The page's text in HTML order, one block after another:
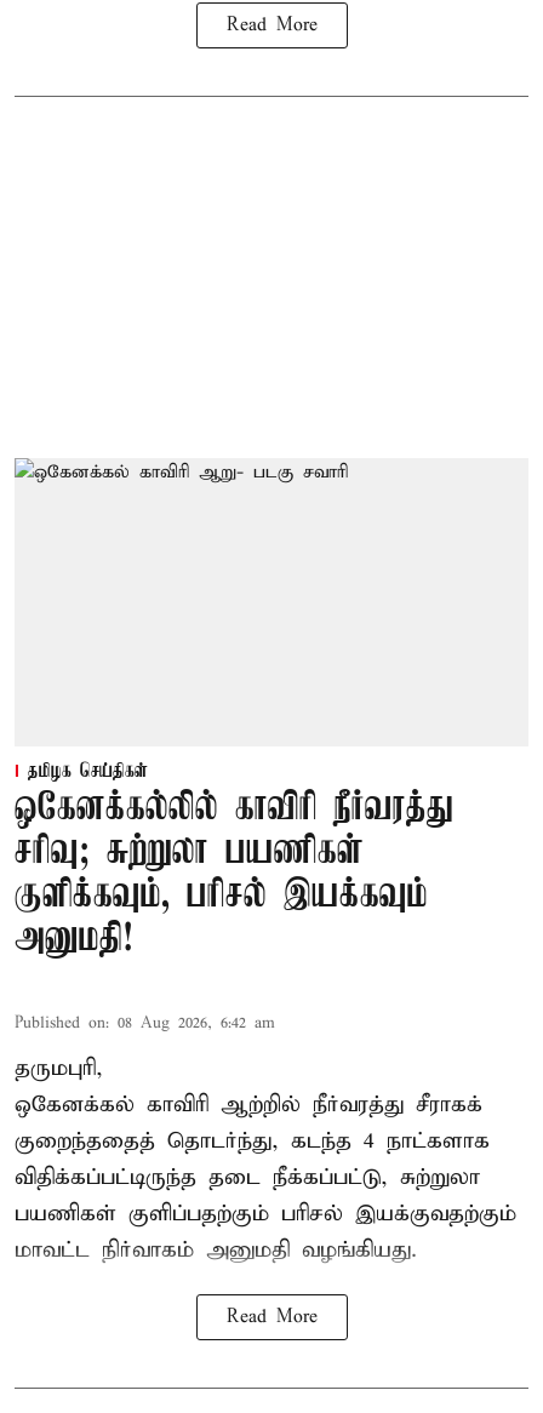
Read More
தமிழக செய்திகள்
ஒகேனக்கல்லில் காவிரி நீர்வரத்து
சரிவு; சுற்றுலா பயணிகள்
குளிக்கவும், பரிசல் இயக்கவும்
அனுமதி!
Published on: 08 Aug 2026, 6:42 am
தருமபுரி,
ஒகேனக்கல் காவிரி ஆற்றில் நீர்வரத்து சீராகக்
குறைந்ததைத் தொடர்ந்து, கடந்த 4 நாட்களாக
விதிக்கப்பட்டிருந்த தடை நீக்கப்பட்டு, சுற்றுலா
பயணிகள் குளிப்பதற்கும் பரிசல் இயக்குவதற்கும்
மாவட்ட நிர்வாகம் அனுமதி வழங்கியது.
Read More